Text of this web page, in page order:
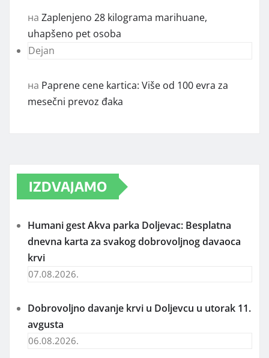
на Zaplenjeno 28 kilograma marihuane,
uhapšeno pet osoba
Dejan
на Paprene cene kartica: Više od 100 evra za
mesečni prevoz đaka
IZDVAJAMO
Humani gest Akva parka Doljevac: Besplatna
dnevna karta za svakog dobrovoljnog davaoca
krvi
07.08.2026.
Dobrovoljno davanje krvi u Doljevcu u utorak 11.
avgusta
06.08.2026.